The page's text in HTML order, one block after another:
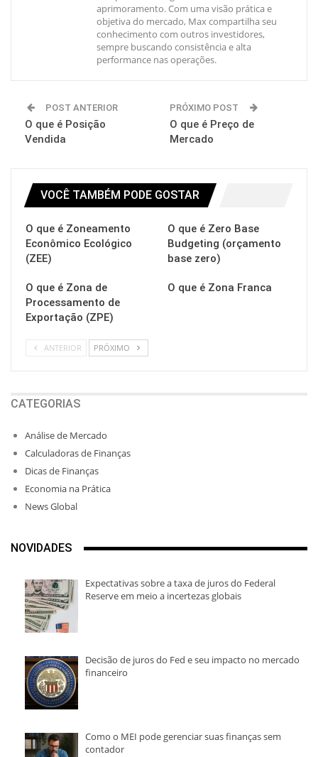
aprimoramento. Com uma visão prática e
objetiva do mercado, Max compartilha seu
conhecimento com outros investidores,
sempre buscando consistência e alta
performance nas operações.
POST ANTERIOR
O que é Posição
Vendida
PRÓXIMO POST
O que é Preço de
Mercado
VOCÊ TAMBÉM PODE GOSTAR
O que é Zoneamento
Econômico Ecológico
(ZEE)
O que é Zero Base
Budgeting (orçamento
base zero)
O que é Zona de
Processamento de
Exportação (ZPE)
O que é Zona Franca
ANTERIOR PRÓXIMO
CATEGORIAS
Análise de Mercado
Calculadoras de Finanças
Dicas de Finanças
Economia na Prática
News Global
NOVIDADES
Expectativas sobre a taxa de juros do Federal
Reserve em meio a incertezas globais
Decisão de juros do Fed e seu impacto no mercado
financeiro
Como o MEI pode gerenciar suas finanças sem
contador